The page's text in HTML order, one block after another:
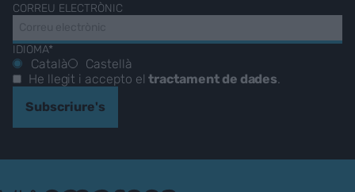
CORREU ELECTRÒNIC
IDIOMA*
Català
Castellà
He llegit i accepto eltractament de dades.
Subscriure's